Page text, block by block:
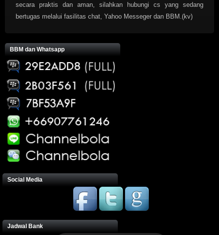
secara praktis dan aman, silahkan hubungi cs yang sedang
bertugas melalui fasilitas chat, Yahoo Messeger dan BBM.(kv)
BBM dan Whatsapp
Social Media
Jadwal Bank